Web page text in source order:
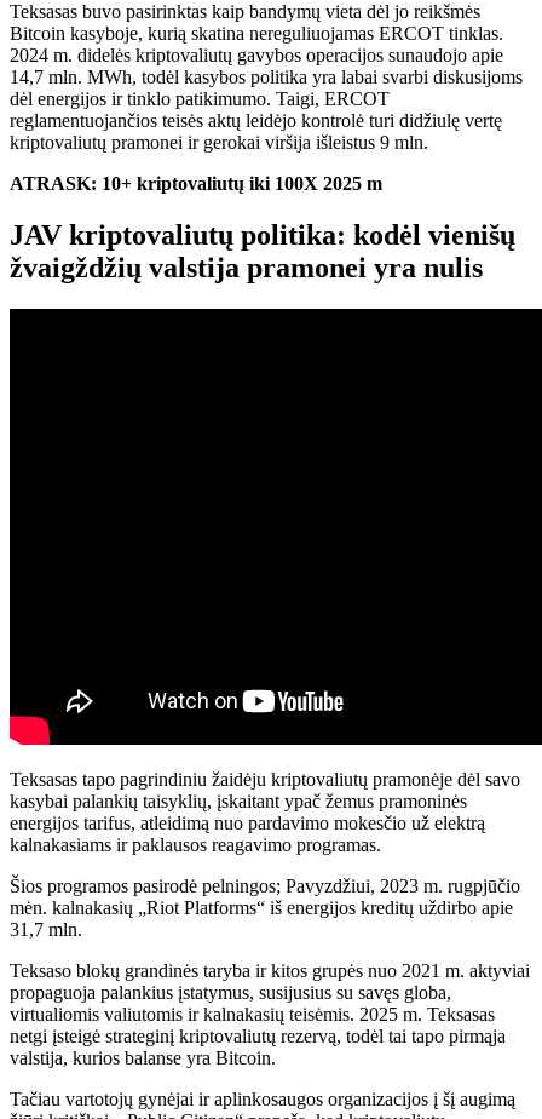
Teksasas buvo pasirinktas kaip bandymų vieta dėl jo reikšmės
Bitcoin kasyboje, kurią skatina nereguliuojamas ERCOT tinklas.
2024 m. didelės kriptovaliutų gavybos operacijos sunaudojo apie
14,7 mln. MWh, todėl kasybos politika yra labai svarbi diskusijoms
dėl energijos ir tinklo patikimumo. Taigi, ERCOT
reglamentuojančios teisės aktų leidėjo kontrolė turi didžiulę vertę
kriptovaliutų pramonei ir gerokai viršija išleistus 9 mln.
ATRASK: 10+ kriptovaliutų iki 100X 2025 m
JAV kriptovaliutų politika: kodėl vienišų
žvaigždžių valstija pramonei yra nulis
Teksasas tapo pagrindiniu žaidėju kriptovaliutų pramonėje dėl savo
kasybai palankių taisyklių, įskaitant ypač žemus pramoninės
energijos tarifus, atleidimą nuo pardavimo mokesčio už elektrą
kalnakasiams ir paklausos reagavimo programas.
Šios programos pasirodė pelningos; Pavyzdžiui, 2023 m. rugpjūčio
mėn. kalnakasių „Riot Platforms“ iš energijos kreditų uždirbo apie
31,7 mln.
Teksaso blokų grandinės taryba ir kitos grupės nuo 2021 m. aktyviai
propaguoja palankius įstatymus, susijusius su savęs globa,
virtualiomis valiutomis ir kalnakasių teisėmis. 2025 m. Teksasas
netgi įsteigė strateginį kriptovaliutų rezervą, todėl tai tapo pirmąja
valstija, kurios balanse yra Bitcoin.
Tačiau vartotojų gynėjai ir aplinkosaugos organizacijos į šį augimą